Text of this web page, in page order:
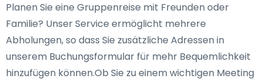
Planen Sie eine Gruppenreise mit Freunden oder
Familie? Unser Service ermöglicht mehrere
Abholungen, so dass Sie zusätzliche Adressen in
unserem Buchungsformular für mehr Bequemlichkeit
hinzufügen können.Ob Sie zu einem wichtigen Meeting